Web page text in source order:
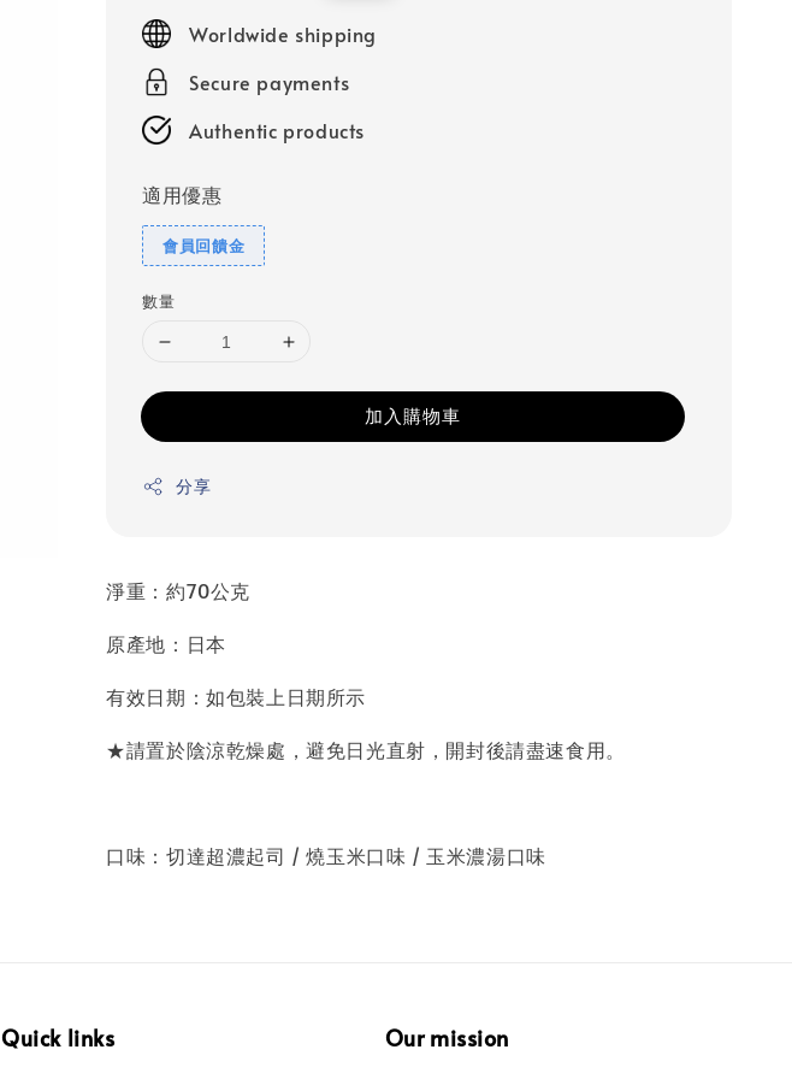
price
Worldwide shipping
Secure payments
Authentic products
適用優惠
會員回饋金
數量
加入購物車
分享
淨重：約70公克
原產地：日本
有效日期：如包裝上日期所示
★請置於陰涼乾燥處，避免日光直射，開封後請盡速食用。
口味：切達超濃起司 / 燒玉米口味 / 玉米濃湯口味
Quick links Our mission